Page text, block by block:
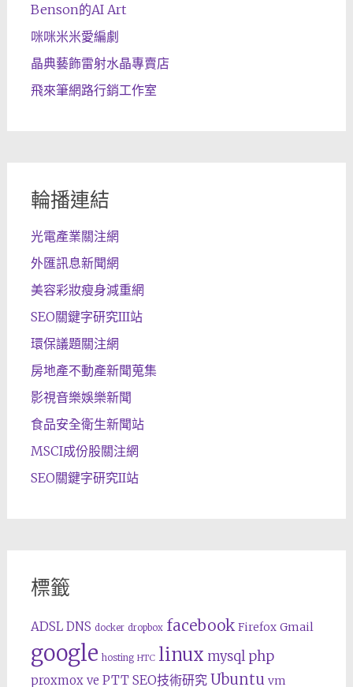
Benson的AI Art
咪咪米米愛編劇
晶典藝飾雷射水晶專賣店
飛來筆網路行銷工作室
輪播連結
光電產業關注網
外匯訊息新聞網
美容彩妝瘦身減重網
SEO關鍵字研究III站
環保議題關注網
房地產不動產新聞蒐集
影視音樂娛樂新聞
食品安全衛生新聞站
MSCI成份股關注網
SEO關鍵字研究II站
標籤
ADSL DNS docker dropbox facebook Firefox Gmail
google hosting HTC linux mysql php
proxmox ve PTT SEO技術研究 Ubuntu vm